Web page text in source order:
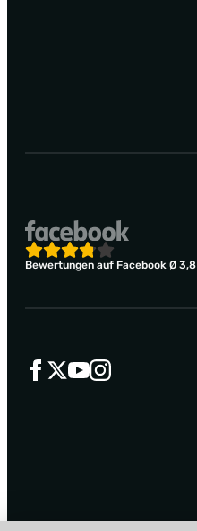
Bewertungen auf Facebook Ø 3,8